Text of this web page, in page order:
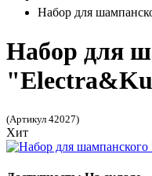
Набор для
Набор для
(Артикул 42027)
Хит